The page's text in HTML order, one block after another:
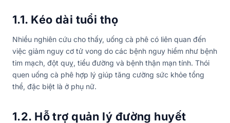
1.1. Kéo dài tuổi thọ
Nhiều nghiên cứu cho thấy, uống cà phê có liên quan đến
việc giảm nguy cơ tử vong do các bệnh nguy hiểm như bệnh
tim mạch, đột quỵ, tiểu đường và bệnh thận mạn tính. Thói
quen uống cà phê hợp lý giúp tăng cường sức khỏe tổng
thể, đặc biệt là ở phụ nữ.
1.2. Hỗ trợ quản lý đường huyết